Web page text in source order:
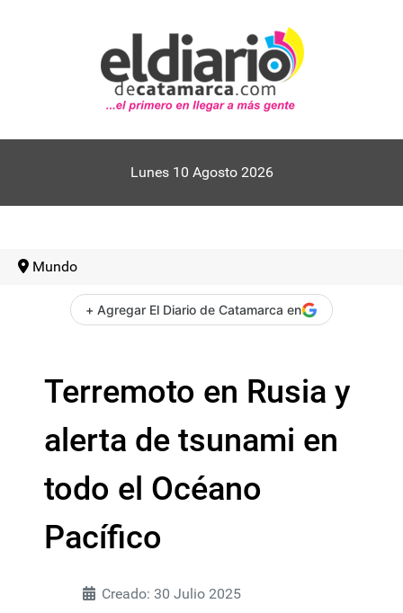
Lunes 10 Agosto 2026
Mundo
+ Agregar El Diario de Catamarca en
Terremoto en Rusia y
alerta de tsunami en
todo el Océano
Pacífico
Creado: 30 Julio 2025